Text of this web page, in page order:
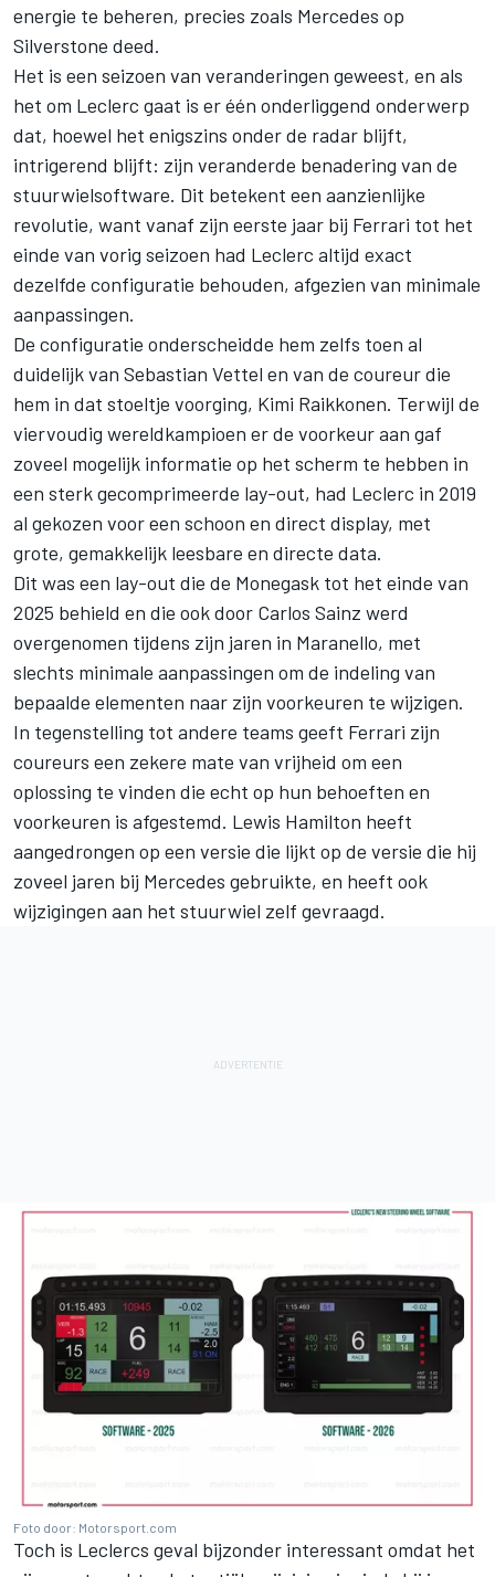
energie te beheren, precies zoals Mercedes op
Silverstone deed.
Het is een seizoen van veranderingen geweest, en als
het om Leclerc gaat is er één onderliggend onderwerp
dat, hoewel het enigszins onder de radar blijft,
intrigerend blijft: zijn veranderde benadering van de
stuurwielsoftware. Dit betekent een aanzienlijke
revolutie, want vanaf zijn eerste jaar bij Ferrari tot het
einde van vorig seizoen had Leclerc altijd exact
dezelfde configuratie behouden, afgezien van minimale
aanpassingen.
De configuratie onderscheidde hem zelfs toen al
duidelijk van Sebastian Vettel en van de coureur die
hem in dat stoeltje voorging, Kimi Raikkonen. Terwijl de
viervoudig wereldkampioen er de voorkeur aan gaf
zoveel mogelijk informatie op het scherm te hebben in
een sterk gecomprimeerde lay-out, had Leclerc in 2019
al gekozen voor een schoon en direct display, met
grote, gemakkelijk leesbare en directe data.
Dit was een lay-out die de Monegask tot het einde van
2025 behield en die ook door Carlos Sainz werd
overgenomen tijdens zijn jaren in Maranello, met
slechts minimale aanpassingen om de indeling van
bepaalde elementen naar zijn voorkeuren te wijzigen.
In tegenstelling tot andere teams geeft Ferrari zijn
coureurs een zekere mate van vrijheid om een
oplossing te vinden die echt op hun behoeften en
voorkeuren is afgestemd. Lewis Hamilton heeft
aangedrongen op een versie die lijkt op de versie die hij
zoveel jaren bij Mercedes gebruikte, en heeft ook
wijzigingen aan het stuurwiel zelf gevraagd.
Foto door: Motorsport.com
Toch is Leclercs geval bijzonder interessant omdat het